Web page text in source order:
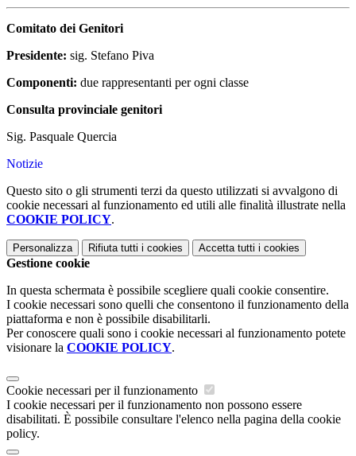
Comitato dei Genitori
Presidente: sig. Stefano Piva
Componenti: due rappresentanti per ogni classe
Consulta provinciale genitori
Sig. Pasquale Quercia
Notizie
Questo sito o gli strumenti terzi da questo utilizzati si avvalgono di
cookie necessari al funzionamento ed utili alle finalità illustrate nella
COOKIE POLICY.
Personalizza Rifiuta tutti i cookies Accetta tutti i cookies
Gestione cookie
In questa schermata è possibile scegliere quali cookie consentire.
I cookie necessari sono quelli che consentono il funzionamento della
piattaforma e non è possibile disabilitarli.
Per conoscere quali sono i cookie necessari al funzionamento potete
visionare la COOKIE POLICY.
Cookie necessari per il funzionamento
I cookie necessari per il funzionamento non possono essere
disabilitati. È possibile consultare l'elenco nella pagina della cookie
policy.